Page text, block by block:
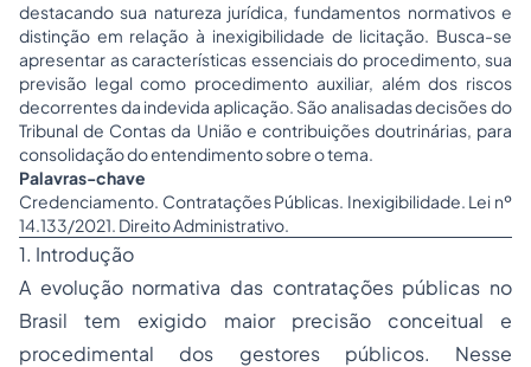
destacando sua natureza jurídica, fundamentos normativos e
distinção em relação à inexigibilidade de licitação. Busca-se
apresentar as características essenciais do procedimento, sua
previsão legal como procedimento auxiliar, além dos riscos
decorrentes da indevida aplicação. São analisadas decisões do
Tribunal de Contas da União e contribuições doutrinárias, para
consolidação do entendimento sobre o tema.
Palavras-chave
Credenciamento. Contratações Públicas. Inexigibilidade. Lei nº
14.133/2021. Direito Administrativo.
1. Introdução
A evolução normativa das contratações públicas no
Brasil tem exigido maior precisão conceitual e
procedimental dos gestores públicos. Nesse